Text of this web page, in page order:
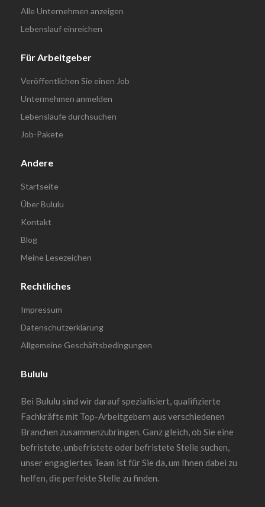
Alle Unternehmen anzeigen
Lebenslauf einreichen
Für Arbeitgeber
Veröffentlichen Sie einen Job
Untermehmen anmelden
Lebensläufe durchsuchen
Job-Pakete
Andere
Startseite
Über Bululu
Kontakt
Blog
Meine Lesezeichen
Rechtliches
Impressum
Datenschutzerklärung
Allgemeine Geschäftsbedingungen
Bululu
Bei Bululu sind wir darauf spezialisiert, qualifizierte
Fachkräfte mit Top-Arbeitgebern aus verschiedenen
Branchen zusammenzubringen. Ganz gleich, ob Sie eine
befristete, unbefristete oder befristete Stelle suchen,
unser engagiertes Team ist für Sie da, um Ihnen dabei zu
helfen, die perfekte Stelle zu finden.